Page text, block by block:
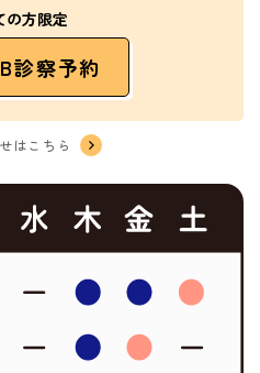
の方限定
診察予約
はこちら